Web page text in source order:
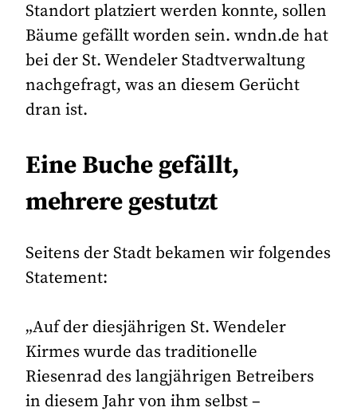
Standort platziert werden konnte, sollen
Bäume gefällt worden sein. wndn.de hat
bei der St. Wendeler Stadtverwaltung
nachgefragt, was an diesem Gerücht
dran ist.
Eine Buche gefällt,
mehrere gestutzt
Seitens der Stadt bekamen wir folgendes
Statement:
„Auf der diesjährigen St. Wendeler
Kirmes wurde das traditionelle
Riesenrad des langjährigen Betreibers
in diesem Jahr von ihm selbst –